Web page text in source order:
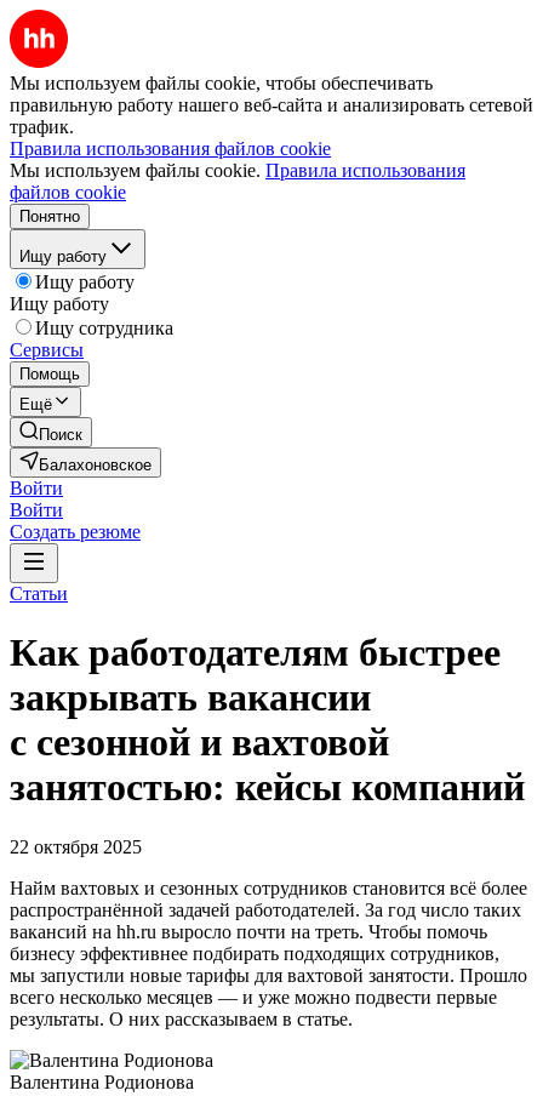
Мы используем файлы cookie, чтобы обеспечивать
правильную работу нашего веб-сайта и анализировать сетевой
трафик.
Правила использования файлов cookie
Мы используем файлы cookie. Правила использования
файлов cookie
Понятно
Ищу работу
Ищу работу
Ищу работу
Ищу сотрудника
Сервисы
Помощь
Ещё
Поиск
Балахоновское
Войти
Войти
Создать резюме
Статьи
Как работодателям быстрее
закрывать вакансии
с сезонной и вахтовой
занятостью: кейсы компаний
22 октября 2025
Найм вахтовых и сезонных сотрудников становится всё более
распространённой задачей работодателей. За год число таких
вакансий на hh.ru выросло почти на треть. Чтобы помочь
бизнесу эффективнее подбирать подходящих сотрудников,
мы запустили новые тарифы для вахтовой занятости. Прошло
всего несколько месяцев — и уже можно подвести первые
результаты. О них рассказываем в статье.
Валентина Родионова